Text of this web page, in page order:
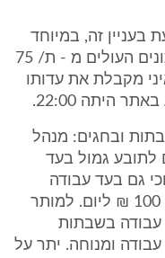
בעניין זה, במיוחד
לנוכח תשובותיו עת עומת עם הנתונים העולים מ - ת/ 75
ואיני מקבלת את עדותו
היתה 22:00.
ובחגים: מנהל
לתובע גמול בעד
בשבתות (ע' 65, ש' 6 - 7), וכי גם בעד עבודה
בשבת שולם לתובע שכר בסך של 100 ₪ ליום. למותר
עבודה בשבתות
ומנוחה. יתר על